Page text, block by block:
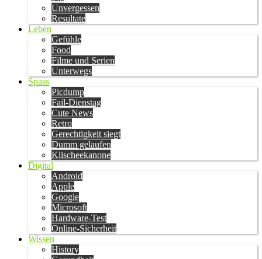
Unvergessen
Resultate
Leben
Gefühle
Food
Filme und Serien
Unterwegs
Spass
Picdump
Fail-Dienstag
Cute News
Retro
Gerechtigkeit siegt
Dumm gelaufen
Klischeekanone
Digital
Android
Apple
Google
Microsoft
Hardware-Test
Online-Sicherheit
Wissen
History